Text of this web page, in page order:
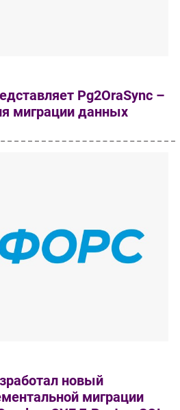
Pg2OraSync –
миграции данных
новый
миграции